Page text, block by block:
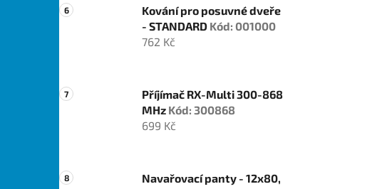
Kování pro posuvné dveře
- STANDARD Kód: 001000
762 Kč
Příjímač RX-Multi 300-868
MHz Kód: 300868
699 Kč
Navařovací panty - 12x80,